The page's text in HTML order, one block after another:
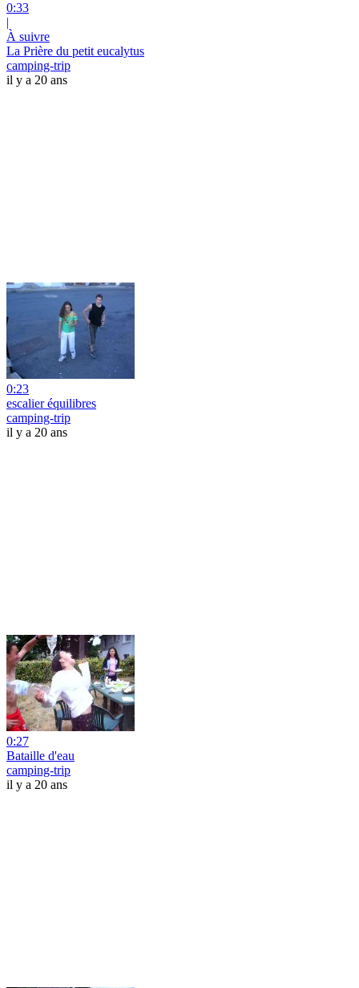
0:33
|
À suivre
La Prière du petit eucalytus
camping-trip
il y a 20 ans
0:23
escalier équilibres
camping-trip
il y a 20 ans
0:27
Bataille d'eau
camping-trip
il y a 20 ans